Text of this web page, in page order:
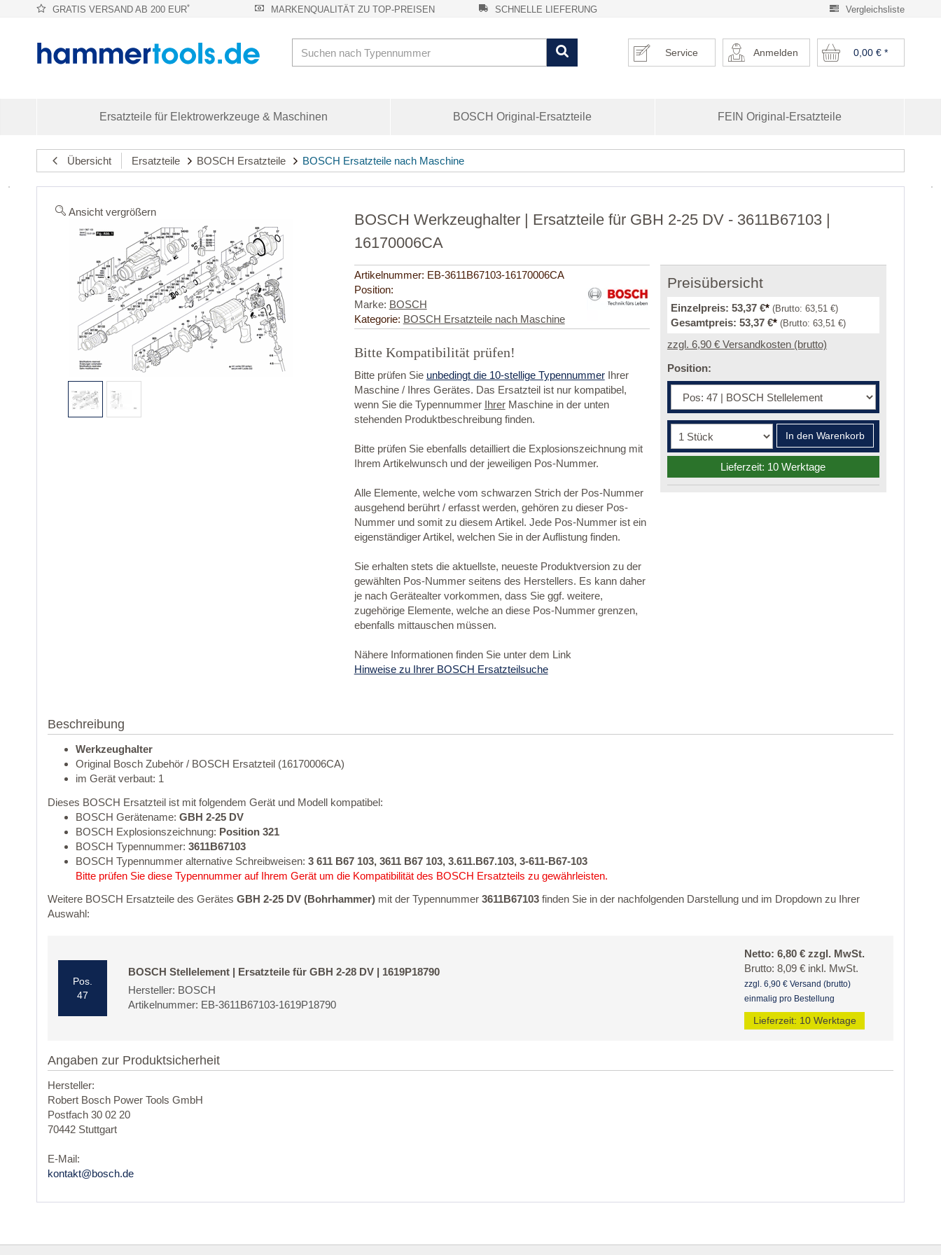
Vergleichsliste
GRATIS VERSAND AB 200 EUR* MARKENQUALITÄT ZU TOP-PREISEN SCHNELLE LIEFERUNG
0,00 €*
Anmelden
Service
Ersatzteile für Elektrowerkzeuge & Maschinen BOSCH Original-Ersatzteile FEIN Original-Ersatzteile
Übersicht Ersatzteile BOSCH Ersatzteile BOSCH Ersatzteile nach Maschine
Ansicht vergrößern
BOSCH Werkzeughalter | Ersatzteile für GBH 2-25 DV - 3611B67103 |
16170006CA
Artikelnummer: EB-3611B67103-16170006CA
Position:
Marke: BOSCH
Kategorie: BOSCH Ersatzteile nach Maschine
Bitte Kompatibilität prüfen!
Bitte prüfen Sie unbedingt die 10-stellige TypennummerIhrer
Maschine / Ihres Gerätes. Das Ersatzteil ist nur kompatibel,
wenn Sie die Typennummer IhrerMaschine in der unten
stehenden Produktbeschreibung finden.
Bitte prüfen Sie ebenfalls detailliert die Explosionszeichnung mit
Ihrem Artikelwunsch und der jeweiligen Pos-Nummer.
Alle Elemente, welche vom schwarzen Strich der Pos-Nummer
ausgehend berührt / erfasst werden, gehören zu dieser Pos-
Nummer und somit zu diesem Artikel. Jede Pos-Nummer ist ein
eigenständiger Artikel, welchen Sie in der Auflistung finden.
Sie erhalten stets die aktuellste, neueste Produktversion zu der
gewählten Pos-Nummer seitens des Herstellers. Es kann daher
je nach Gerätealter vorkommen, dass Sie ggf. weitere,
zugehörige Elemente, welche an diese Pos-Nummer grenzen,
ebenfalls mittauschen müssen.
Nähere Informationen finden Sie unter dem Link
Hinweise zu Ihrer BOSCH Ersatzteilsuche
Preisübersicht
Einzelpreis: 53,37 €* (Brutto: 63,51 €)
Gesamtpreis: 53,37 €* (Brutto: 63,51 €)
zzgl. 6,90 € Versandkosten (brutto)
Position:
In den Warenkorb
Lieferzeit: 10 Werktage
Beschreibung
Werkzeughalter
Original Bosch Zubehör / BOSCH Ersatzteil (16170006CA)
im Gerät verbaut: 1
Dieses BOSCH Ersatzteil ist mit folgendem Gerät und Modell kompatibel:
BOSCH Gerätename: GBH 2-25 DV
BOSCH Explosionszeichnung: Position 321
BOSCH Typennummer: 3611B67103
BOSCH Typennummer alternative Schreibweisen: 3 611 B67 103, 3611 B67 103, 3.611.B67.103, 3-611-B67-103
Bitte prüfen Sie diese Typennummer auf Ihrem Gerät um die Kompatibilität des BOSCH Ersatzteils zu gewährleisten.
Weitere BOSCH Ersatzteile des Gerätes GBH 2-25 DV (Bohrhammer) mit der Typennummer 3611B67103 finden Sie in der nachfolgenden Darstellung und im Dropdown zu Ihrer
Auswahl:
Pos.
47
BOSCH Stellelement | Ersatzteile für GBH 2-28 DV | 1619P18790
Hersteller: BOSCH
Artikelnummer: EB-3611B67103-1619P18790
Netto: 6,80 € zzgl. MwSt.
Brutto: 8,09 € inkl. MwSt.
zzgl. 6,90 € Versand (brutto)
einmalig pro Bestellung
Lieferzeit: 10 Werktage
Angaben zur Produktsicherheit
Hersteller:
Robert Bosch Power Tools GmbH
Postfach 30 02 20
70442 Stuttgart
E-Mail:
kontakt@bosch.de